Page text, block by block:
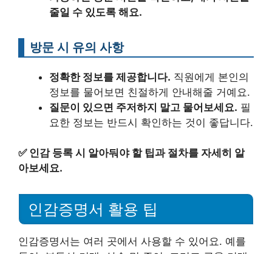
줄일 수 있도록 해요.
방문 시 유의 사항
정확한 정보를 제공합니다. 직원에게 본인의
정보를 물어보면 친절하게 안내해줄 거예요.
질문이 있으면 주저하지 말고 물어보세요. 필
요한 정보는 반드시 확인하는 것이 좋답니다.
✅ 인감 등록 시 알아둬야 할 팁과 절차를 자세히 알
아보세요.
인감증명서 활용 팁
인감증명서는 여러 곳에서 사용할 수 있어요. 예를